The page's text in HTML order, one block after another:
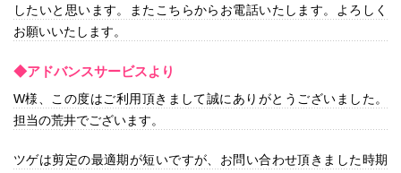
したいと思います。またこちらからお電話いたします。よろしく
お願いいたします。
◆アドバンスサービスより
W様、この度はご利用頂きまして誠にありがとうございました。
担当の荒井でございます。
ツゲは剪定の最適期が短いですが、お問い合わせ頂きました時期